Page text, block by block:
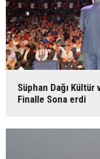
Süphan Dağı
Finalle Sona erdi